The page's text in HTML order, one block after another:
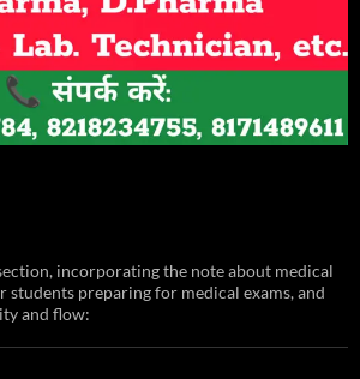
incorporating the note about medical
preparing for medical exams, and
and flow: